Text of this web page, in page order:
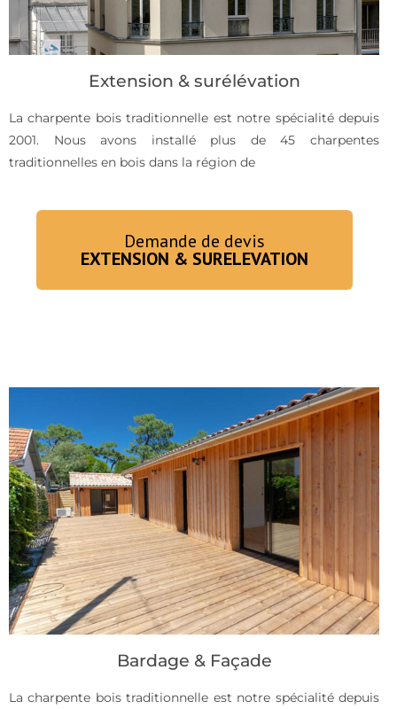
Extension & surélévation
La charpente bois traditionnelle est notre spécialité depuis
2001. Nous avons installé plus de 45 charpentes
traditionnelles en bois dans la région de
Demande de devis
EXTENSION & SURELEVATION
Bardage & Façade
La charpente bois traditionnelle est notre spécialité depuis